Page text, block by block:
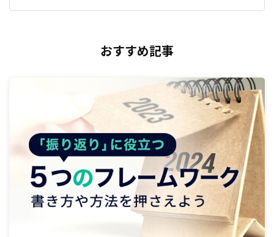
おすすめ記事